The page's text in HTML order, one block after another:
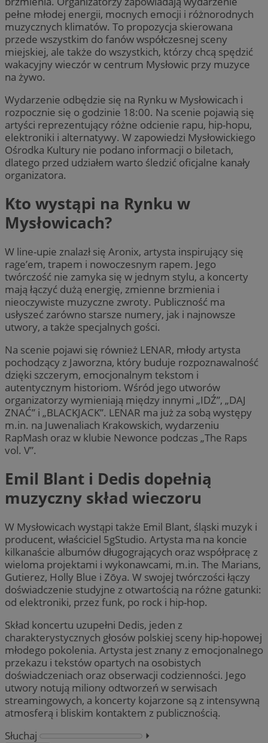
pełne młodej energii, mocnych emocji i różnorodnych
muzycznych klimatów. To propozycja skierowana
przede wszystkim do fanów współczesnej sceny
miejskiej, ale także do wszystkich, którzy chcą spędzić
wakacyjny wieczór w centrum Mysłowic przy muzyce
na żywo.
Wydarzenie odbędzie się na Rynku w Mysłowicach i
rozpocznie się o godzinie 18:00. Na scenie pojawią się
artyści reprezentujący różne odcienie rapu, hip-hopu,
elektroniki i alternatywy. W zapowiedzi Mysłowickiego
Ośrodka Kultury nie podano informacji o biletach,
dlatego przed udziałem warto śledzić oficjalne kanały
organizatora.
Kto wystąpi na Rynku w
Mysłowicach?
W line-upie znalazł się Aronix, artysta inspirujący się
rage’em, trapem i nowoczesnym rapem. Jego
twórczość nie zamyka się w jednym stylu, a koncerty
mają łączyć dużą energię, zmienne brzmienia i
nieoczywiste muzyczne zwroty. Publiczność ma
usłyszeć zarówno starsze numery, jak i najnowsze
utwory, a także specjalnych gości.
Na scenie pojawi się również LENAR, młody artysta
pochodzący z Jaworzna, który buduje rozpoznawalność
dzięki szczerym, emocjonalnym tekstom i
autentycznym historiom. Wśród jego utworów
organizatorzy wymieniają między innymi „IDŹ”, „DAJ
ZNAĆ” i „BLACKJACK”. LENAR ma już za sobą występy
m.in. na Juwenaliach Krakowskich, wydarzeniu
RapMash oraz w klubie Newonce podczas „The Raps
vol. V”.
Emil Blant i Dedis dopełnią
muzyczny skład wieczoru
W Mysłowicach wystąpi także Emil Blant, śląski muzyk i
producent, właściciel 5gStudio. Artysta ma na koncie
kilkanaście albumów długogrających oraz współpracę z
wieloma projektami i wykonawcami, m.in. The Marians,
Gutierez, Holly Blue i Zōya. W swojej twórczości łączy
doświadczenie studyjne z otwartością na różne gatunki:
od elektroniki, przez funk, po rock i hip-hop.
Skład koncertu uzupełni Dedis, jeden z
charakterystycznych głosów polskiej sceny hip-hopowej
młodego pokolenia. Artysta jest znany z emocjonalnego
przekazu i tekstów opartych na osobistych
doświadczeniach oraz obserwacji codzienności. Jego
utwory notują miliony odtworzeń w serwisach
streamingowych, a koncerty kojarzone są z intensywną
atmosferą i bliskim kontaktem z publicznością.
Słuchaj
⏵︎